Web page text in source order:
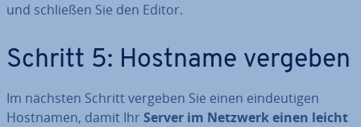
und schließen Sie den Editor.
Schritt 5: Hostname vergeben
Im nächsten Schritt vergeben Sie einen ein­deu­ti­gen
Hostnamen, damit Ihr Server im Netzwerk einen leicht